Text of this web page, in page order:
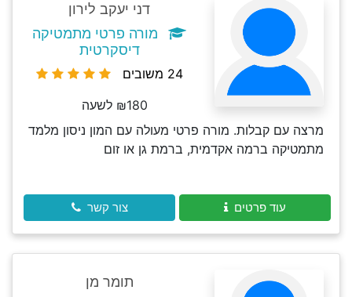
דני יעקב לירון
מורה פרטי מתמטיקה
דיסקרטית
24 משובים
₪180 לשעה
מרצה עם קבלות. מורה פרטי מעולה עם המון ניסון מלמד
מתמטיקה ברמה אקדמית, ברמת גן או זום
עוד פרטים צור קשר
תומר מן